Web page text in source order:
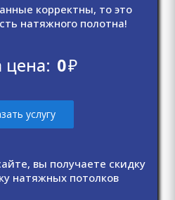
корректны, то это
натяжного полотна!
0₽
услугу
вы получаете скидку
натяжных потолков